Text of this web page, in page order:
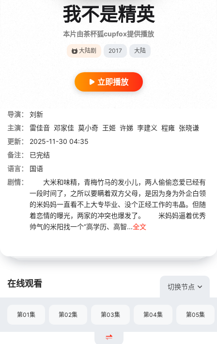
我不是精英
本片由茶杯狐cupfox提供播放
大陆剧 2017 大陆
立即播放
导演：
刘新
主演：
雷佳音 邓家佳 莫小奇 王姬 许娣 李建义 程雍 张晓谦
更新：
2025-11-30 04:35
备注：
已完结
语言：
国语
剧情：
大米和味精，青梅竹马的发小儿，两人偷偷恋爱已经有
一段时间了，之所以要瞒着双方父母，是因为身为外企白领
的米妈妈一直看不上大专毕业、没个正经工作的韦晶。但随
着恋情的曝光，两家的冲突也爆发了。 米妈妈逼着优秀
帅气的米阳找一个“高学历、高智...全文
在线观看 切换节点
第01集 第02集 第03集 第04集 第05集